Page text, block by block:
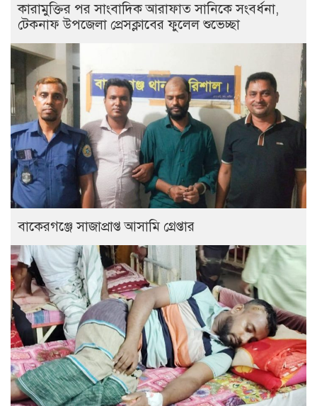
কারামুক্তির পর সাংবাদিক আরাফাত সানিকে সংবর্ধনা,
টেকনাফ উপজেলা প্রেসক্লাবের ফুলেল শুভেচ্ছা
বাকেরগঞ্জে সাজাপ্রাপ্ত আসামি গ্রেপ্তার